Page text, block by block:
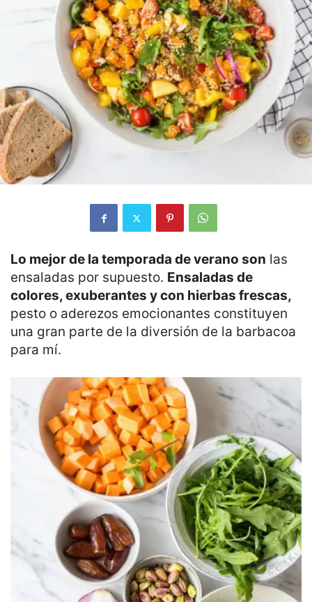
Lo mejor de la temporada de verano son las
ensaladas por supuesto. Ensaladas de
colores, exuberantes y con hierbas frescas,
pesto o aderezos emocionantes constituyen
una gran parte de la diversión de la barbacoa
para mí.